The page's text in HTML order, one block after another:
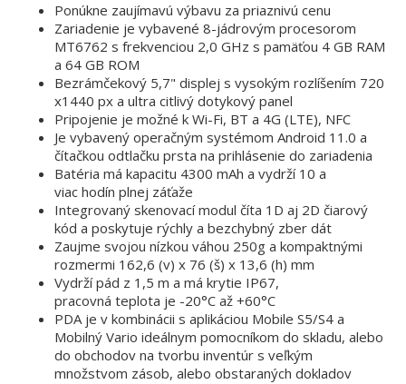
Ponúkne zaujímavú výbavu za priaznivú cenu
Zariadenie je vybavené 8-jádrovým procesorom
MT6762 s frekvenciou 2,0 GHz s pamäťou 4 GB RAM
a 64 GB ROM
Bezrámčekový 5,7" displej s vysokým rozlíšením 720
x1440 px a ultra citlivý dotykový panel
Pripojenie je možné k Wi-Fi, BT a 4G (LTE), NFC
Je vybavený operačným systémom Android 11.0 a
čítačkou odtlačku prsta na prihlásenie do zariadenia
Batéria má kapacitu 4300 mAh a vydrží 10 a
viac hodín plnej záťaže
Integrovaný skenovací modul číta 1D aj 2D čiarový
kód a poskytuje rýchly a bezchybný zber dát
Zaujme svojou nízkou váhou 250g a kompaktnými
rozmermi 162,6 (v) x 76 (š) x 13,6 (h) mm
Vydrží pád z 1,5 m a má krytie IP67,
pracovná teplota je -20°C až +60°C
PDA je v kombinácii s aplikáciou Mobile S5/S4 a
Mobilný Vario ideálnym pomocníkom do skladu, alebo
do obchodov na tvorbu inventúr s veľkým
množstvom zásob, alebo obstaraných dokladov